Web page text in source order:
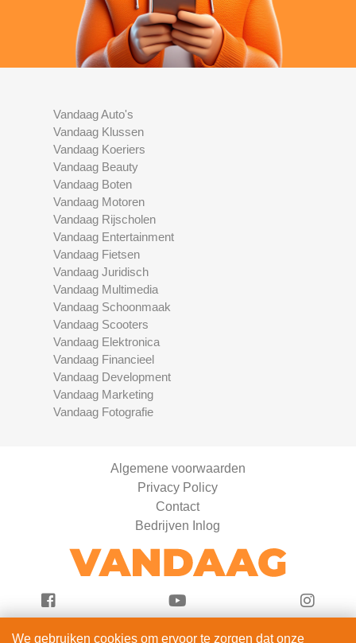
Vandaag Auto's
Vandaag Klussen
Vandaag Koeriers
Vandaag Beauty
Vandaag Boten
Vandaag Motoren
Vandaag Rijscholen
Vandaag Entertainment
Vandaag Fietsen
Vandaag Juridisch
Vandaag Multimedia
Vandaag Schoonmaak
Vandaag Scooters
Vandaag Elektronica
Vandaag Financieel
Vandaag Development
Vandaag Marketing
Vandaag Fotografie
Algemene voorwaarden
Privacy Policy
Contact
Bedrijven Inlog
We gebruiken cookies om ervoor te zorgen dat onze